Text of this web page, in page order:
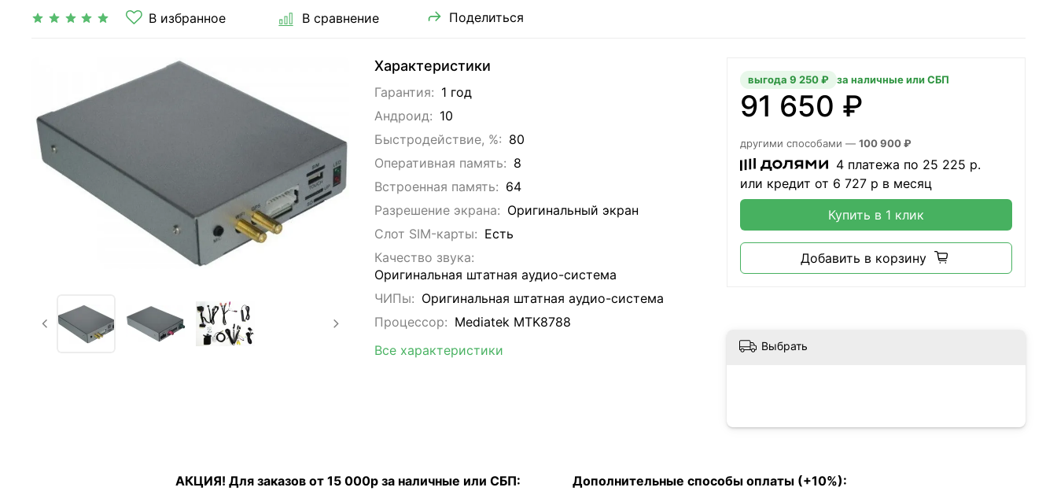
В избранное В сравнение Поделиться
Характеристики
Гарантия: 1 год
Андроид: 10
Быстродействие, %: 80
Оперативная память: 8
Встроенная память: 64
Разрешение экрана: Оригинальный экран
Слот SIM-карты: Eсть
Качество звука:
Оригинальная штатная аудио-система
ЧИПы: Оригинальная штатная аудио-система
Процессор: Mediatek MTK8788
Все характеристики
91 650 ₽
выгода 9 250 ₽ за наличные или СБП
другими способами — 100 900 ₽
4 платежа по 25 225 р.
или кредит от 6 727 р в месяц
Купить в 1 клик
Добавить в корзину
Выбрать
АКЦИЯ! Для заказов от 15 000р за наличные или СБП: Дополнительные способы оплаты (+10%):